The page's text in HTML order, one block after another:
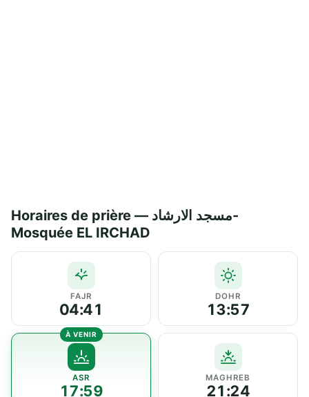
Horaires de prière — مسجد الارشاد-
Mosquée EL IRCHAD
FAJR
04:41
DOHR
13:57
ASR
17:59
MAGHREB
21:24